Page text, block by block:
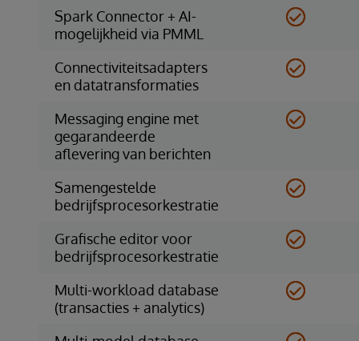
Spark Connector + AI-
mogelijkheid via PMML
Connectiviteitsadapters
en datatransformaties
Messaging engine met
gegarandeerde
aflevering van berichten
Samengestelde
bedrijfsprocesorkestratie
Grafische editor voor
bedrijfsprocesorkestratie
Multi-workload database
(transacties + analytics)